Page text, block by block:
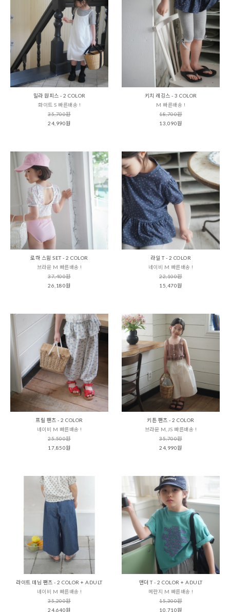
밀라 원피스 - 2 COLOR
화이트 S 빠른배송 !
35,700원
24,990원
키치 레깅스 - 3 COLOR
M 빠른배송 !
18,700원
13,090원
로하 스윔 SET - 2 COLOR
브라운 M 빠른배송 !
37,400원
26,180원
라일 T - 2 COLOR
네이비 M 빠른배송 !
22,100원
15,470원
프릴 팬츠 - 2 COLOR
네이비 M 빠른배송 !
25,500원
17,850원
키튼 팬츠 - 2 COLOR
브라운 M,JS 빠른배송 !
35,700원
24,990원
라이트 데님 팬츠 - 2 COLOR + ADULT
네이비 M 빠른배송 !
35,200원
24,640원
앤더 T - 2 COLOR + ADULT
메란지 M 빠른배송 !
15,300원
10,710원